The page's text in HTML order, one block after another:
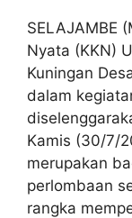
SELAJAMBE
Nyata (KKN)
Kuningan
dalam
Kamis (30/7/
merupakan
perlombaan
rangka